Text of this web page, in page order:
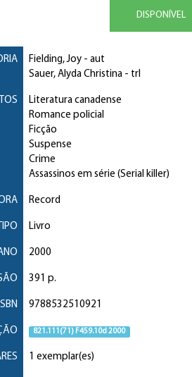
DISPONÍVEL
Fielding, Joy- aut
Sauer, Alyda Christina- trl
Literatura canadense
Romance policial
Ficção
Suspense
Crime
Assassinos em série (Serial killer)
Record
Livro
2000
391 p.
9788532510921
821.111(71) F459.10d 2000
1 exemplar(es)